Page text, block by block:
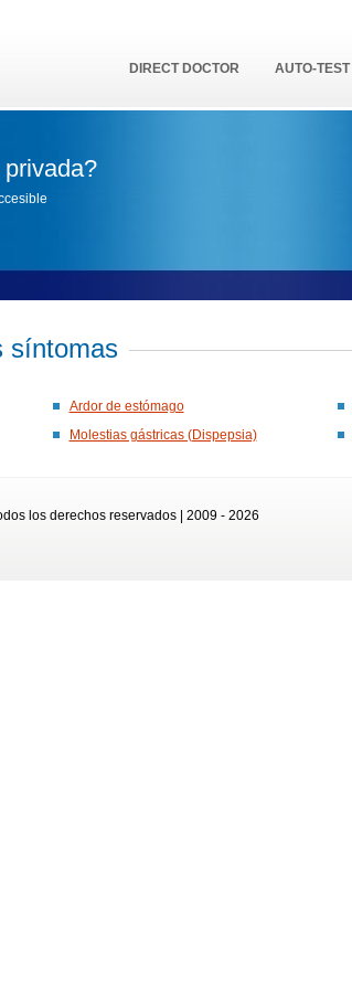
DIRECT DOCTOR AUTO-TEST
síntomas
Ardor de estómago
Molestias gástricas (Dispepsia)
los derechos reservados | 2009 - 2026